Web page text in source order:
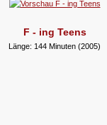
F - ing Teens
Länge: 144 Minuten (2005)